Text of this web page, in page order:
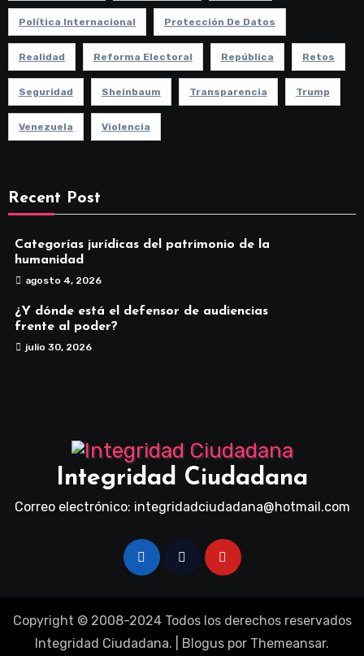
Política Internacional Protección De Datos
Realidad Reforma Electoral República Retos
Seguridad Sheinbaum Transparencia Trump
Venezuela Violencia
Recent Post
Categorías jurídicas del patrimonio de la
humanidad
agosto 4, 2026
¿Y dónde está el defensor de audiencias
frente al poder?
julio 30, 2026
Integridad Ciudadana
Correo electrónico: integridadciudadana@hotmail.com
Copyright © 2008-2024 Todos los derechos reservados
Integridad Ciudadana.
Blogus por Themeansar.